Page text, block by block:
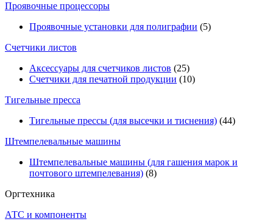
Проявочные процессоры
Проявочные установки для полиграфии (5)
Счетчики листов
Аксессуары для счетчиков листов (25)
Счетчики для печатной продукции (10)
Тигельные пресса
Тигельные прессы (для высечки и тиснения) (44)
Штемпелевальные машины
Штемпелевальные машины (для гашения марок и
почтового штемпелевания) (8)
Оргтехника
АТС и компоненты